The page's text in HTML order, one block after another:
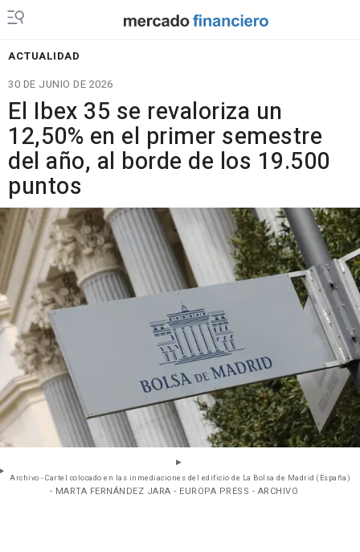
ACTUALIDAD
30 DE JUNIO DE 2026
El Ibex 35 se revaloriza un
12,50% en el primer semestre
del año, al borde de los 19.500
puntos
Archivo - Cartel colocado en las inmediaciones del edificio de La Bolsa de Madrid (España)
- MARTA FERNÁNDEZ JARA - EUROPA PRESS - ARCHIVO